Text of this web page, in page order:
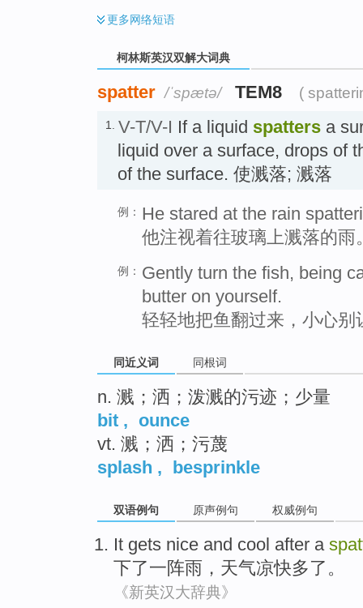
更多网络短语
柯林斯英汉双解大词典
spatter /ˈspætə/ TEM8 (
1. V-T/V-I If a liquid spatters a
liquid over a surface, drops of
of the surface. 使溅落; 溅落
例： He stared at the rain
他注视着往玻璃上溅落的雨
例： Gently turn the fish, being
butter on yourself.
轻轻地把鱼翻过来，小心
同近义词 同根词
n. 溅；洒；泼溅的污迹；少量
bit , ounce
vt. 溅；洒；污蔑
splash , besprinkle
双语例句 原声例句 权威例句
It gets nice and cool after a
下了一阵雨 ，天气凉快多了 。
《新英汉大辞典》